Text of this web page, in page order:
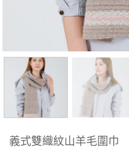
義式雙織紋山羊毛圍巾